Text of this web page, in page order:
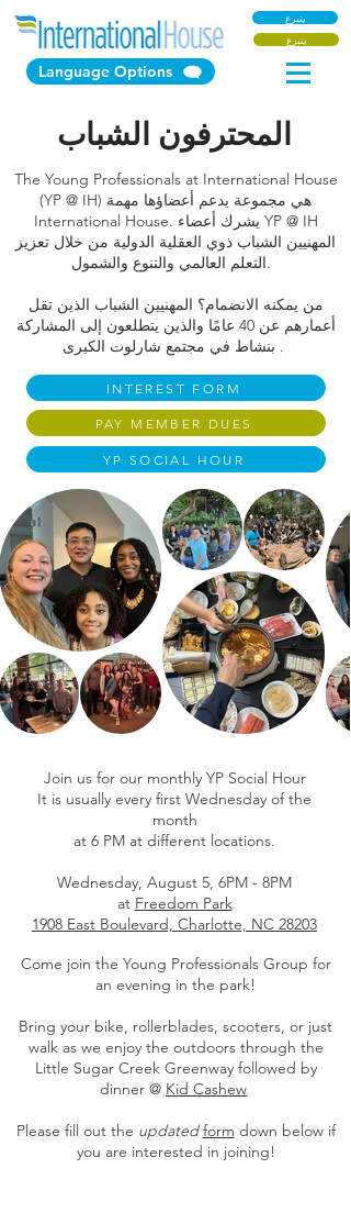
Language Options
يتبرع
يتبرع
المحترفون الشباب
The Young Professionals at International House
(YP @ IH) هي مجموعة يدعم أعضاؤها مهمة
International House. يشرك أعضاء YP @ IH
المهنيين الشباب ذوي العقلية الدولية من خلال تعزيز
التعلم العالمي والتنوع والشمول.
من يمكنه الانضمام؟ المهنيين الشباب الذين تقل
أعمارهم عن 40 عامًا والذين يتطلعون إلى المشاركة
بنشاط في مجتمع شارلوت الكبرى .
INTEREST FORM
PAY MEMBER DUES
YP SOCIAL HOUR
Join us for our monthly YP Social Hour
It is usually every first Wednesday of the
month
at 6 PM at different locations.
Wednesday, August 5, 6PM - 8PM
at Freedom Park
1908 East Boulevard, Charlotte, NC 28203
Come join the Young Professionals Group for
an evening in the park!
Bring your bike, rollerblades, scooters, or just
walk as we enjoy the outdoors through the
Little Sugar Creek Greenway followed by
dinner @ Kid Cashew
Please fill out the updated form down below if
you are interested in joining!